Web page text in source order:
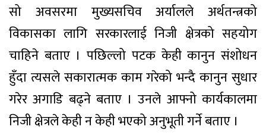
सो अवसरमा मुख्यसचिव अर्यालले अर्थतन्त्रको
विकासका लागि सरकारलाई निजी क्षेत्रको सहयोग
चाहिने बताए । पछिल्लो पटक केही कानुन संशोधन
हुँदा त्यसले सकारात्मक काम गरेको भन्दै कानुन सुधार
गरेर अगाडि बढ्ने बताए । उनले आफ्नो कार्यकालमा
निजी क्षेत्रले केही न केही भएको अनुभूती गर्ने बताए ।